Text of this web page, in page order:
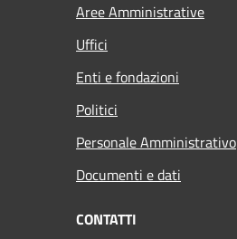
Aree Amministrative
Uffici
Enti e fondazioni
Politici
Personale Amministrativo
Documenti e dati
CONTATTI